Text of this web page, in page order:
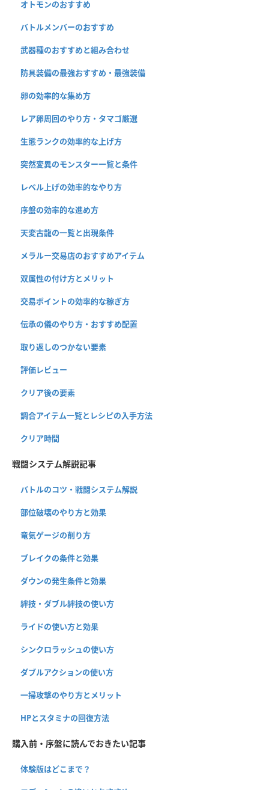
オトモンのおすすめ
バトルメンバーのおすすめ
武器種のおすすめと組み合わせ
防具装備の最強おすすめ・最強装備
卵の効率的な集め方
レア卵周回のやり方・タマゴ厳選
生態ランクの効率的な上げ方
突然変異のモンスター一覧と条件
レベル上げの効率的なやり方
序盤の効率的な進め方
天変古龍の一覧と出現条件
メラルー交易店のおすすめアイテム
双属性の付け方とメリット
交易ポイントの効率的な稼ぎ方
伝承の儀のやり方・おすすめ配置
取り返しのつかない要素
評価レビュー
クリア後の要素
調合アイテム一覧とレシピの入手方法
クリア時間
戦闘システム解説記事
バトルのコツ・戦闘システム解説
部位破壊のやり方と効果
竜気ゲージの削り方
ブレイクの条件と効果
ダウンの発生条件と効果
絆技・ダブル絆技の使い方
ライドの使い方と効果
シンクロラッシュの使い方
ダブルアクションの使い方
一掃攻撃のやり方とメリット
HPとスタミナの回復方法
購入前・序盤に読んでおきたい記事
体験版はどこまで？